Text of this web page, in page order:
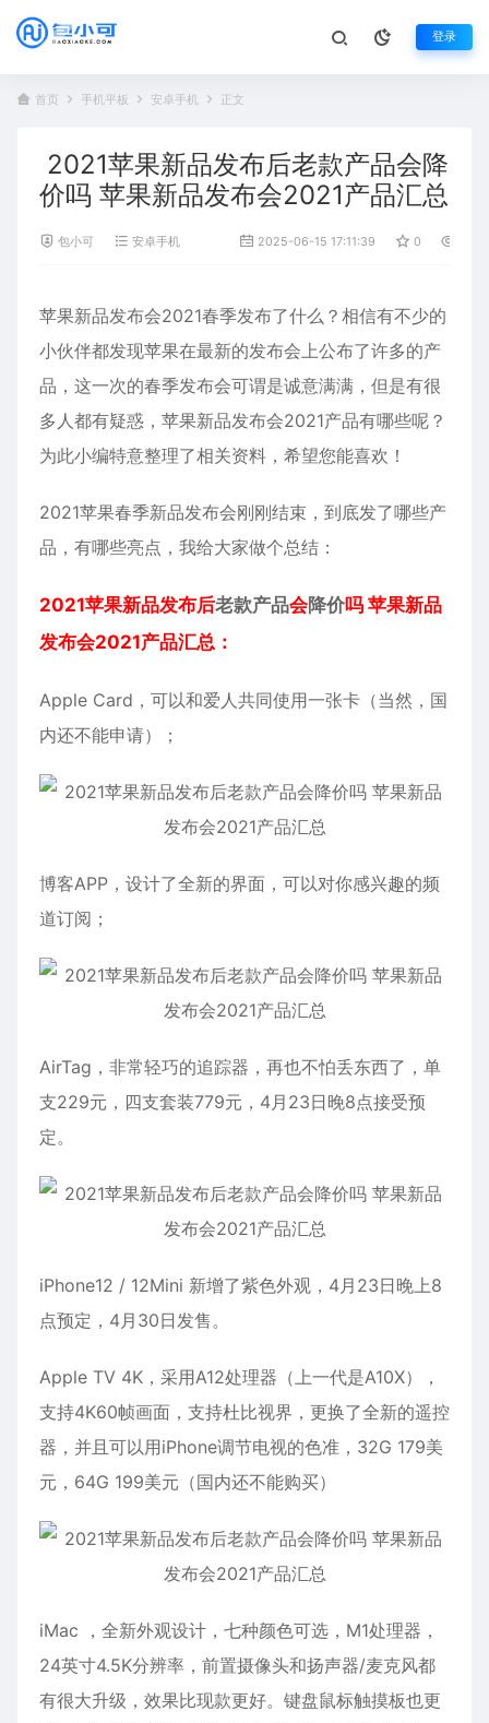
登录
首页 手机平板 安卓手机 正文
2021苹果新品发布后老款产品会降
价吗 苹果新品发布会2021产品汇总
包小可 安卓手机 2025-06-15 17:11:39 0
苹果新品发布会2021春季发布了什么？相信有不少的
小伙伴都发现苹果在最新的发布会上公布了许多的产
品，这一次的春季发布会可谓是诚意满满，但是有很
多人都有疑惑，苹果新品发布会2021产品有哪些呢？
为此小编特意整理了相关资料，希望您能喜欢！
2021苹果春季新品发布会刚刚结束，到底发了哪些产
品，有哪些亮点，我给大家做个总结：
2021苹果新品发布后老款产品会降价吗 苹果新品
发布会2021产品汇总：
Apple Card，可以和爱人共同使用一张卡（当然，国
内还不能申请）；
博客APP，设计了全新的界面，可以对你感兴趣的频
道订阅；
AirTag，非常轻巧的追踪器，再也不怕丢东西了，单
支229元，四支套装779元，4月23日晚8点接受预
定。
iPhone12 / 12Mini 新增了紫色外观，4月23日晚上8
点预定，4月30日发售。
Apple TV 4K，采用A12处理器（上一代是A10X），
支持4K60帧画面，支持杜比视界，更换了全新的遥控
器，并且可以用iPhone调节电视的色准，32G 179美
元，64G 199美元（国内还不能购买）
iMac ，全新外观设计，七种颜色可选，M1处理器，
24英寸4.5K分辨率，前置摄像头和扬声器/麦克风都
有很大升级，效果比现款更好。键盘鼠标触摸板也更